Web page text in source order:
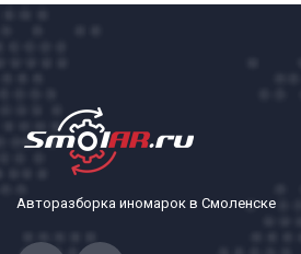
Авторазборка иномарок в Смоленске